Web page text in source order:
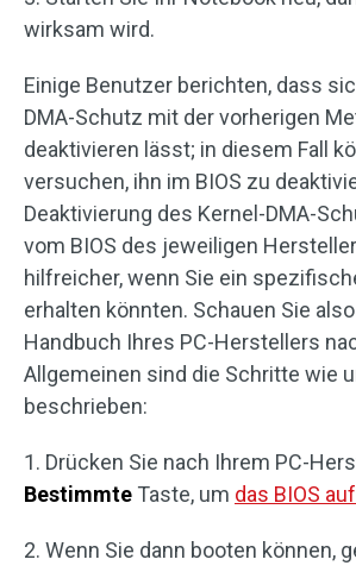
wirksam wird.
Einige Benutzer berichten, dass
DMA-Schutz mit der vorherigen
deaktivieren lässt; in diesem Fall
versuchen, ihn im BIOS zu
Deaktivierung des Kernel-DMA-
vom BIOS des jeweiligen
hilfreicher, wenn Sie ein
erhalten könnten. Schauen Sie
Handbuch Ihres PC-Herstellers
Allgemeinen sind die Schritte wie
beschrieben:
1. Drücken Sie nach Ihrem PC-
Bestimmte Taste, um das BIOS
2. Wenn Sie dann booten können,